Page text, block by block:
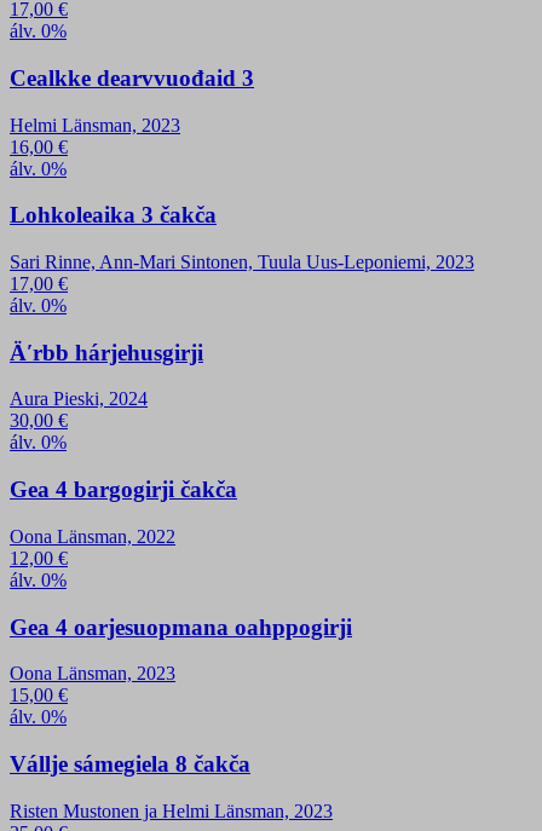
17,00 €
álv. 0%
Cealkke dearvvuođaid 3
Helmi Länsman, 2023
16,00 €
álv. 0%
Lohkoleaika 3 čakča
Sari Rinne, Ann-Mari Sintonen, Tuula Uus-Leponiemi, 2023
17,00 €
álv. 0%
Äʹrbb hárjehusgirji
Aura Pieski, 2024
30,00 €
álv. 0%
Gea 4 bargogirji čakča
Oona Länsman, 2022
12,00 €
álv. 0%
Gea 4 oarjesuopmana oahppogirji
Oona Länsman, 2023
15,00 €
álv. 0%
Vállje sámegiela 8 čakča
Risten Mustonen ja Helmi Länsman, 2023